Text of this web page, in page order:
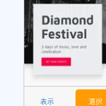
表示 選択